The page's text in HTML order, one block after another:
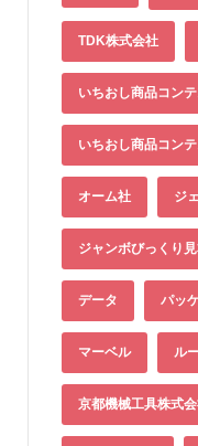
TDK株式会社
いちおし商品コン
いちおし商品コン
オーム社 ジ
ジャンボびっくり
データ パッ
マーベル ル
京都機械工具株式